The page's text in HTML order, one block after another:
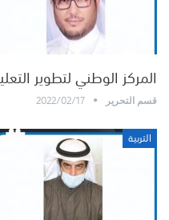
المركز الوطني لتطوير
قسم التحرير 2022/02/17
التربية